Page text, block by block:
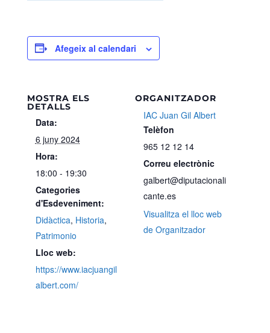
Afegeix al calendari
MOSTRA ELS
DETALLS
Data:
6 juny 2024
Hora:
18:00 - 19:30
Categories
d'Esdeveniment:
Didàctica, Historia,
Patrimonio
Lloc web:
https://www.iacjuangil
albert.com/
ORGANITZADOR
IAC Juan Gil Albert
Telèfon
965 12 12 14
Correu electrònic
galbert@diputacionali
cante.es
Visualitza el lloc web
de Organitzador